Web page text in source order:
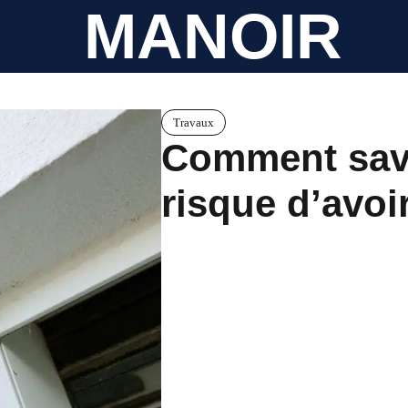
MANOIR
Travaux
Comment
risque